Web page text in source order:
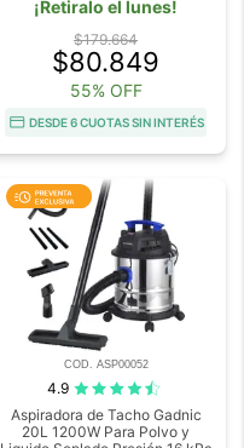
¡Retiralo el lunes!
$179.664
$80.849
55% OFF
DESDE 6 CUOTAS SIN INTERÉS
COD. ASP00052
4.9
Aspiradora de Tacho Gadnic
20L 1200W Para Polvo y